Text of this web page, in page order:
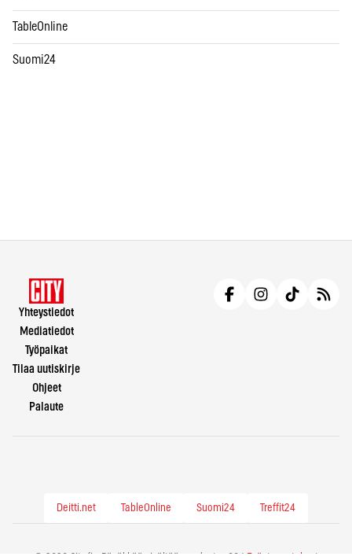
TableOnline
Suomi24
Yhteystiedot
Mediatiedot
Työpaikat
Tilaa uutiskirje
Ohjeet
Palaute
Deitti.net TableOnline Suomi24 Treffit24